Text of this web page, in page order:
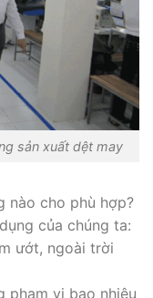
sản xuất dệt may
nào cho phù hợp?
của chúng ta:
ướt, ngoài trời
phạm vi bao nhiêu